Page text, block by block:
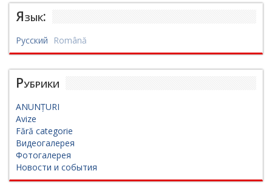
Язык:
Русский Română
Рубрики
ANUNȚURI
Avize
Fără categorie
Видеогалерея
Фотогалерея
Новости и события